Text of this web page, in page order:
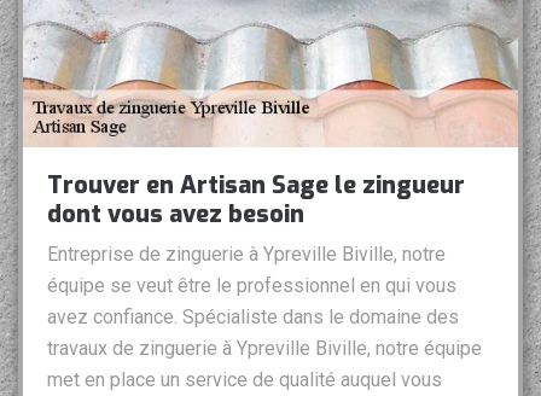
Trouver en Artisan Sage le zingueur
dont vous avez besoin
Entreprise de zinguerie à Ypreville Biville, notre
équipe se veut être le professionnel en qui vous
avez confiance. Spécialiste dans le domaine des
travaux de zinguerie à Ypreville Biville, notre équipe
met en place un service de qualité auquel vous